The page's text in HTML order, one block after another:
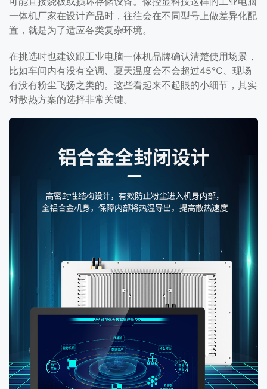
一体机厂家在设计产品时，往往会在不同型号上做差异化配
置，就是为了适应各类复杂环境。
在挑选时也建议跟工业电脑一体机品牌确认清楚使用场景，
比如车间内有没有空调、夏天温度会不会超过45℃、现场
有没有粉尘飞扬之类的。这些看起来不起眼的小细节，其实
对散热方案的选择非常关键。